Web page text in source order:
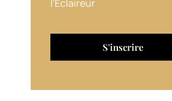
l'Eclaireur